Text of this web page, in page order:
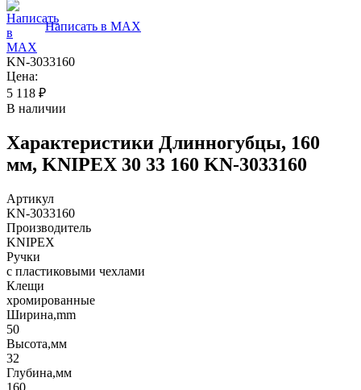
Написать в MAX
KN-3033160
Цена:
5 118 ₽
В наличии
Характеристики Длинногубцы, 160
мм, KNIPEX 30 33 160 KN-3033160
Артикул
KN-3033160
Производитель
KNIPEX
Ручки
с пластиковыми чехлами
Клещи
хромированные
Ширина,mm
50
Высота,мм
32
Глубина,мм
160